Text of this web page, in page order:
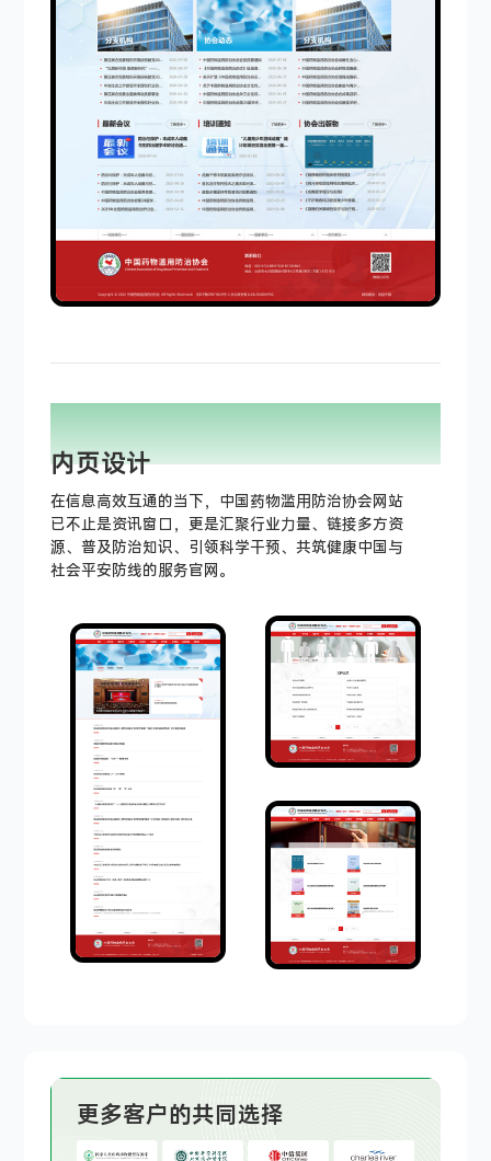
PAGE DISPLAY
INTEGRITY
内页设计
在信息高效互通的当下，中国药物滥用防治协会网站
已不止是资讯窗口，更是汇聚行业力量、链接多方资
源、普及防治知识、引领科学干预、共筑健康中国与
社会平安防线的服务官网。
更多客户的共同选择